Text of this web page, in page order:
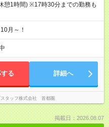
1時間) ※17時30分までの勤務も
月～！
る 詳細へ
スタッフ株式会社 首都圏
掲載日：2026.08.07